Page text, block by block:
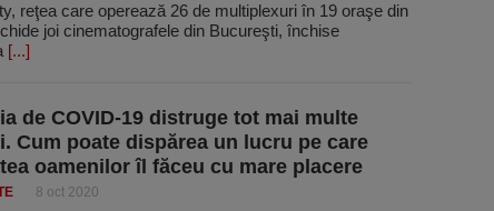
reţea care operează 26 de multiplexuri în 19 oraşe din
joi cinematografele din Bucureşti, închise
[...]
de COVID-19 distruge tot mai multe
Cum poate dispărea un lucru pe care
oamenilor îl făceu cu mare placere
8 oct 2020